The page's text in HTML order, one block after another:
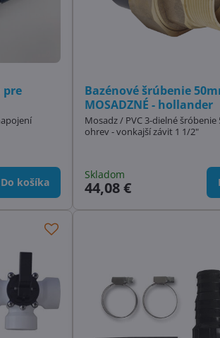
pre
Do košíka
Bazénové šrúbenie
MOSADZNÉ - hollander
Mosadz / PVC 3-dielné
ohrev - vonkajší závit 1 1/2"
Skladom
44,08 €